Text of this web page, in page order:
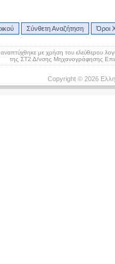
Σύνθετη Αναζήτηση Όροι
με χρήση του ελεύθερου
της ΣΤ2 Δ/νσης Μηχανογράφησης
Copyright © 2026